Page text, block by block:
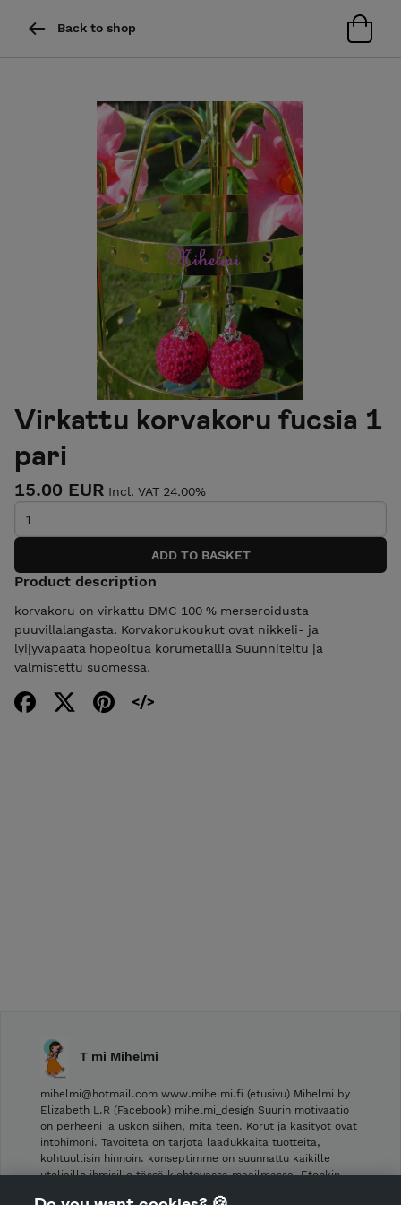
Back to shop
Virkattu korvakoru fucsia 1
pari
15.00 EUR Incl. VAT 24.00%
Product description
korvakoru on virkattu DMC 100 % merseroidusta
puuvillalangasta. Korvakorukoukut ovat nikkeli- ja
lyijyvapaata hopeoitua korumetallia Suunniteltu ja
valmistettu suomessa.
T mi Mihelmi
mihelmi@hotmail.com www.mihelmi.fi (etusivu) Mihelmi by
Elizabeth L.R (Facebook) mihelmi_design Suurin motivaatio
on perheeni ja uskon siihen, mitä teen. Korut ja käsityöt ovat
intohimoni. Tavoiteta on tarjota laadukkaita tuotteita,
kohtuullisin hinnoin. konseptimme on suunnattu kaikille
uteliaille ihmisille tässä kiehtovassa maailmassa. Etenkin …